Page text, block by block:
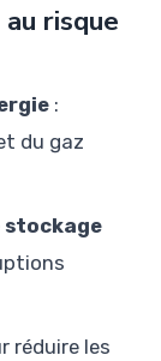
risque
:
du gaz
stockage
réduire les